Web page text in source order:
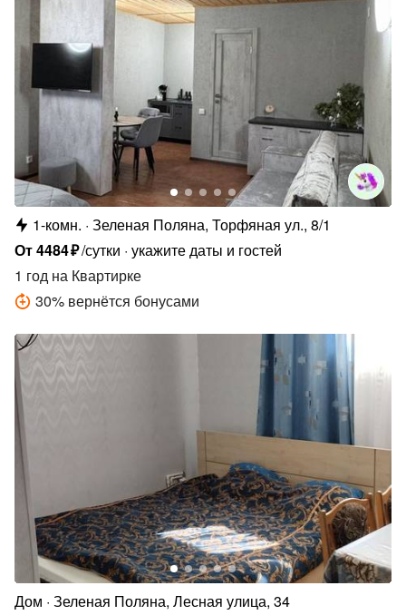
1-комн. Зеленая Поляна, Торфяная ул., 8/1
От4484₽/сутки укажите даты и гостей
1 год на Квартирке
30% вернётся бонусами
Дом Зеленая Поляна, Лесная улица, 34